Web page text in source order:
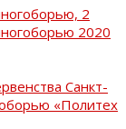
2
2020
Санкт-
«Политех